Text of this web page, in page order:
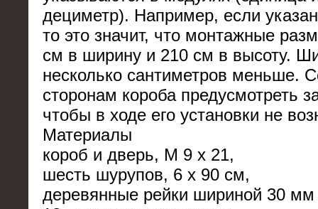
дециметр). Например, если
то это значит, что монтажные
см в ширину и 210 см в высоту.
несколько сантиметров меньше.
сторонам короба предусмотреть
чтобы в ходе его установки не
Материалы
короб и дверь, М 9 х 21,
шесть шурупов, 6 х 90 см,
деревянные рейки шириной 30